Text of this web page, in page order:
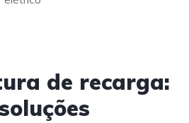
de recarga: